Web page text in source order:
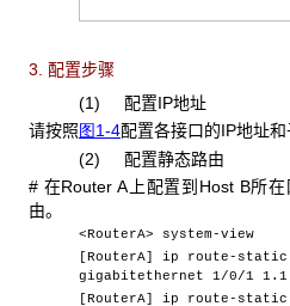
3. 配置步骤
(1) 配置IP地址
请按照图1-4配置各接口的IP地址和
(2) 配置静态路由
# 在Router A上配置到Host B所
由。
<RouterA> system-view
[RouterA] ip route-static
gigabitethernet 1/0/1
[RouterA] ip route-static